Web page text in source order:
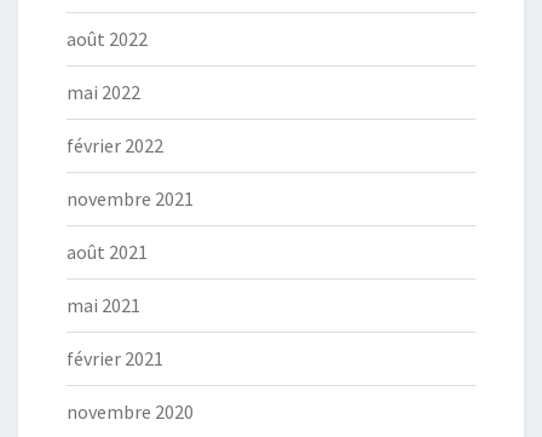
août 2022
mai 2022
février 2022
novembre 2021
août 2021
mai 2021
février 2021
novembre 2020